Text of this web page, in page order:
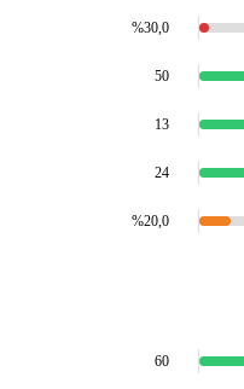
%30,0
50
13
24
%20,0
60